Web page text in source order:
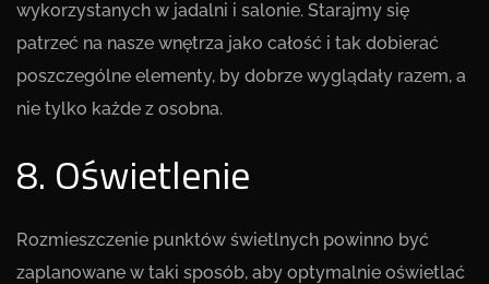
wykorzystanych w jadalni i salonie. Starajmy się
patrzeć na nasze wnętrza jako całość i tak dobierać
poszczególne elementy, by dobrze wyglądały razem, a
nie tylko każde z osobna.
8. Oświetlenie
Rozmieszczenie punktów świetlnych powinno być
zaplanowane w taki sposób, aby optymalnie oświetlać